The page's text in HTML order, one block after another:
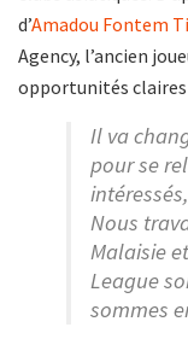
d’Amadou Fontem
Agency, l’ancien
opportunités claires
Il va
pour se
Nous
Malaisie
League
sommes